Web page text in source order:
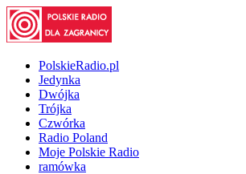
PolskieRadio.pl
Jedynka
Dwójka
Trójka
Czwórka
Radio Poland
Moje Polskie Radio
ramówka